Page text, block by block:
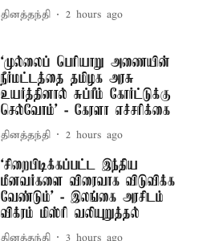
தினத்தந்தி 2 hours ago
‘முல்லைப் பெரியாறு அணையின்
நீர்மட்டத்தை தமிழக அரசு
உயர்த்தினால் சுப்ரீம் கோர்ட்டுக்கு
செல்வோம்' - கேரளா எச்சரிக்கை
தினத்தந்தி 2 hours ago
‘சிறைபிடிக்கப்பட்ட இந்திய
மீனவர்களை விரைவாக விடுவிக்க
வேண்டும்' - இலங்கை அரசிடம்
விக்ரம் மிஸ்ரி வலியுறுத்தல்
தினத்தந்தி 3 hours ago